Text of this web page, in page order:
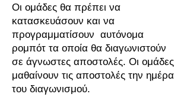
Οι ομάδες θα πρέπει να
κατασκευάσουν και να
προγραμματίσουν αυτόνομα
ρομπότ τα οποία θα διαγωνιστούν
σε άγνωστες αποστολές. Οι ομάδες
μαθαίνουν τις αποστολές την ημέρα
του διαγωνισμού.